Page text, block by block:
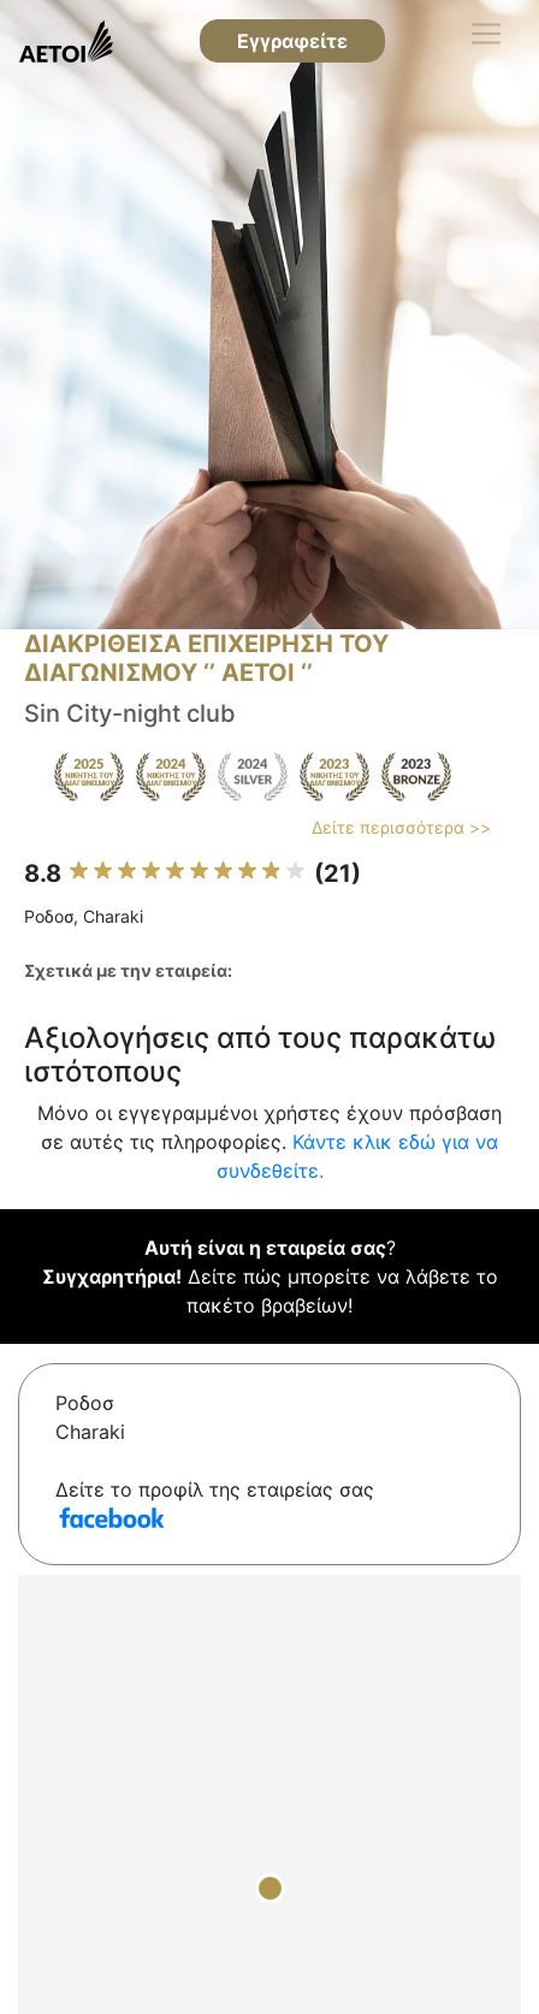
Εγγραφείτε
ΔΙΑΚΡΙΘΕΙΣΑ ΕΠΙΧΕΙΡΗΣΗ ΤΟΥ
ΔΙΑΓΩΝΙΣΜΟΥ ‘’ ΑΕΤΟΙ ‘’
Sin City-night club
Δείτε περισσότερα >>
8.8 (21)
Ροδοσ, Charaki
Σχετικά με την εταιρεία:
Αξιολογήσεις από τους παρακάτω
ιστότοπους
Μόνο οι εγγεγραμμένοι χρήστες έχουν πρόσβαση
σε αυτές τις πληροφορίες. Κάντε κλικ εδώ για να
συνδεθείτε.
Αυτή είναι η εταιρεία σας?
Συγχαρητήρια! Δείτε πώς μπορείτε να λάβετε το
πακέτο βραβείων!
Ροδοσ
Charaki
Δείτε το προφίλ της εταιρείας σας